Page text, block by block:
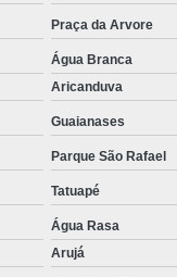
Praça da Arvore
Água Branca
Aricanduva
Guaianases
Parque São Rafael
Tatuapé
Água Rasa
Arujá